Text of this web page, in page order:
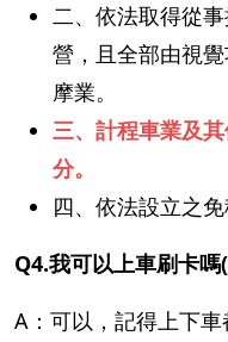
二、依法取得從
營，且全部由視
摩業。
三、計程車業及
分。
四、依法設立之
Q4.我可以上車刷卡
A：可以，記得上下